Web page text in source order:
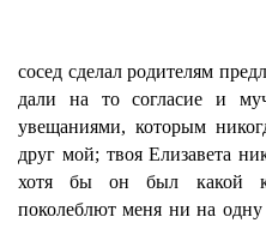
сосед сделал родителям
дали на то согласие и
увещаниями, которым
друг мой; твоя Елизавета
хотя бы он был какой
поколеблют меня ни на